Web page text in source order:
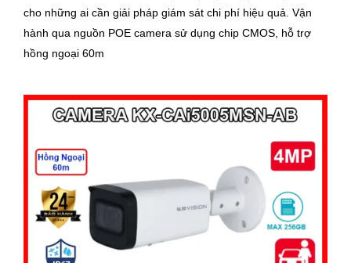
cho những ai cần giải pháp giám sát chi phí hiệu quả. Vận
hành qua nguồn POE camera sử dụng chip CMOS, hỗ trợ
hồng ngoại 60m